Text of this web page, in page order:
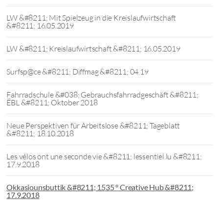
LW &#8211; Mit Spielzeug in die Kreislaufwirtschaft
&#8211; 16.05.2019
LW &#8211; Kreislaufwirtschaft &#8211; 16.05.2019
Surfsp@ce &#8211; Diffmag &#8211; 04.19
Fahrradschule &#038; Gebrauchsfahrradgeschäft &#8211;
ËBL &#8211; Oktober 2018
Neue Perspektiven für Arbeitslose &#8211; Tageblatt
&#8211; 18.10.2018
Les vélos ont une seconde vie &#8211; lessentiel.lu &#8211;
17.9.2018
Okkasiounsbuttik &#8211; 1535 ° Creative Hub &#8211;
17.9.2018